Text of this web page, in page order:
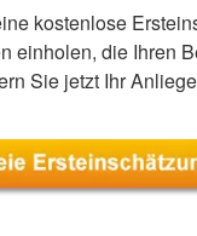
kostenlose
einholen, die Ihren
Sie jetzt Ihr